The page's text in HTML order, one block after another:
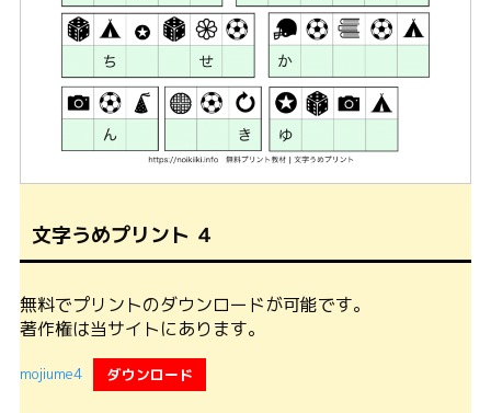
文字うめプリント ４
無料でプリントのダウンロードが可能です。
著作権は当サイトにあります。
mojiume4 ダウンロード